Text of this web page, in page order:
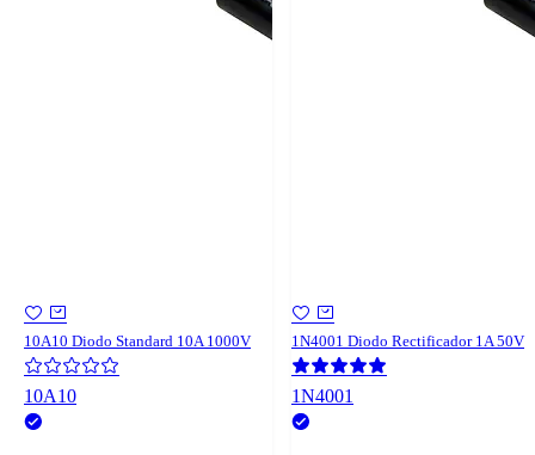
10A10 Diodo Standard 10A 1000V
10A10
1N4001 Diodo Rectificador 1A 50V
1N4001